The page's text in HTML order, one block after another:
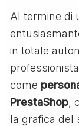
Al termine di
in totale
come
PrestaShop,
la grafica del